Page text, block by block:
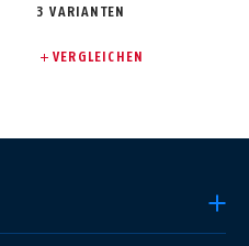
3 VARIANTEN
VERGLEICHEN